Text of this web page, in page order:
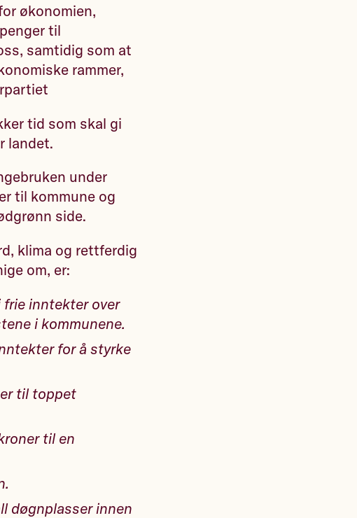
økonomien,
til
samtidig som at
rammer,
tid som skal gi
landet.
under
til kommune og
side.
klima og rettferdig
om, er:
frie inntekter over
i kommunene.
for å styrke
til toppet
til en
døgnplasser innen